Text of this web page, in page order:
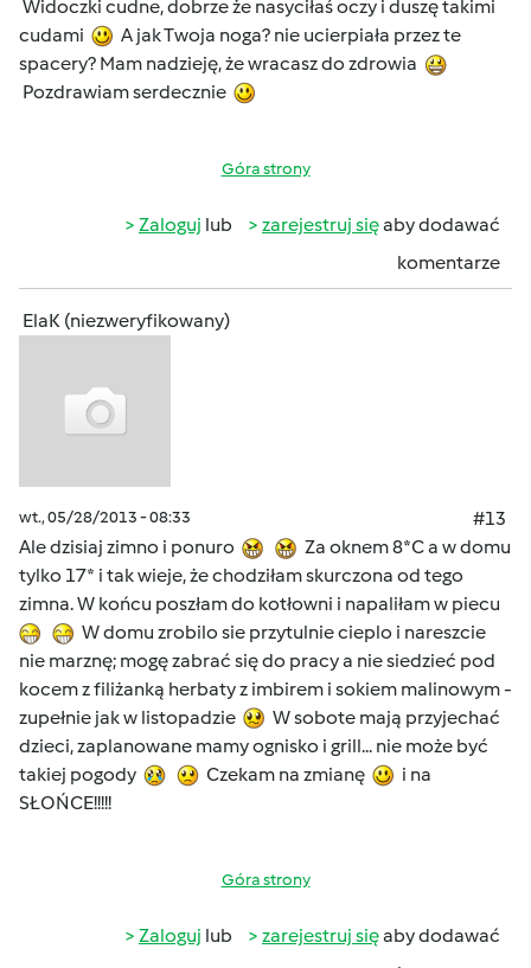
Widoczki cudne, dobrze że nasyciłaś oczy i duszę takimi
cudami
A jak Twoja noga? nie ucierpiała przez te
spacery? Mam nadzieję, że wracasz do zdrowia
Pozdrawiam serdecznie
Góra strony
Zaloguj lub zarejestruj sięaby dodawać
komentarze
ElaK (niezweryfikowany)
wt., 05/28/2013 - 08:33
#13
Ale dzisiaj zimno i ponuro
Za oknem 8*C a w domu
tylko 17* i tak wieje, że chodziłam skurczona od tego
zimna. W końcu poszłam do kotłowni i napaliłam w piecu
W domu zrobilo sie przytulnie cieplo i nareszcie
nie marznę; mogę zabrać się do pracy a nie siedzieć pod
kocem z filiżanką herbaty z imbirem i sokiem malinowym -
zupełnie jak w listopadzie
W sobote mają przyjechać
dzieci, zaplanowane mamy ognisko i grill... nie może być
takiej pogody
Czekam na zmianę
i na
SŁOŃCE!!!!!
Góra strony
Zaloguj lub zarejestruj sięaby dodawać